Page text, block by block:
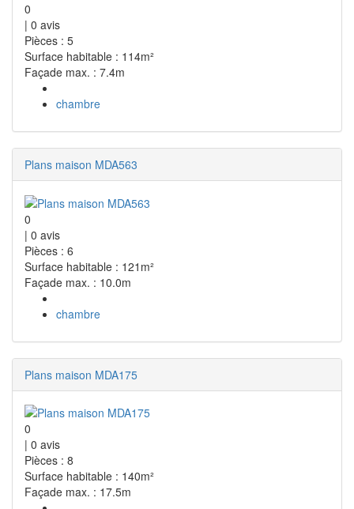
0
| 0 avis
Pièces : 5
Surface habitable : 114m²
Façade max. : 7.4m
chambre
Plans maison MDA563
0
| 0 avis
Pièces : 6
Surface habitable : 121m²
Façade max. : 10.0m
chambre
Plans maison MDA175
0
| 0 avis
Pièces : 8
Surface habitable : 140m²
Façade max. : 17.5m